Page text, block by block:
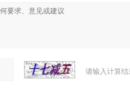
请输入计算